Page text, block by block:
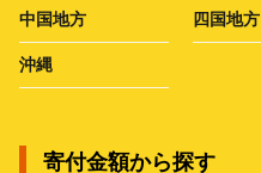
中国地方 四国地方
沖縄
寄付金額から探す